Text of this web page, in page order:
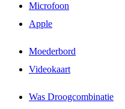
Microfoon
Apple
Moederbord
Videokaart
Was Droogcombinatie